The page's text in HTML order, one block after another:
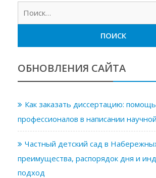
ОБНОВЛЕНИЯ САЙТА
Как заказать диссертацию: помощь
профессионалов в написании
Частный детский сад в
преимущества, распорядок дня и
подход